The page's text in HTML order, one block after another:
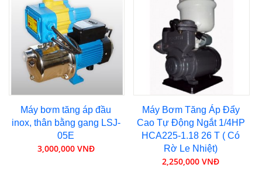
Máy bơm tăng áp đầu
inox, thân bằng gang LSJ-
05E
3,000,000 VNĐ
Máy Bơm Tăng Áp Đẩy
Cao Tự Động Ngắt 1/4HP
HCA225-1.18 26 T ( Có
Rờ Le Nhiệt)
2,250,000 VNĐ